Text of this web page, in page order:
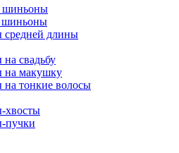
шиньоны
длины
свадьбу
макушку
тонкие волосы